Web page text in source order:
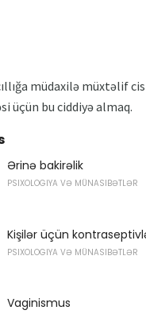
müdaxilə müxtəlif
üçün bu ciddiyə almaq.
Ərinə bakirəlik
PSIXOLOGIYA VƏ MÜNASIBƏTLƏR
Kişilər üçün
PSIXOLOGIYA VƏ MÜNASIBƏTLƏR
Vaginismus